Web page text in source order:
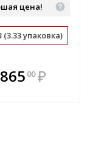
цена!
(3.33 упаковка)
00 ₽